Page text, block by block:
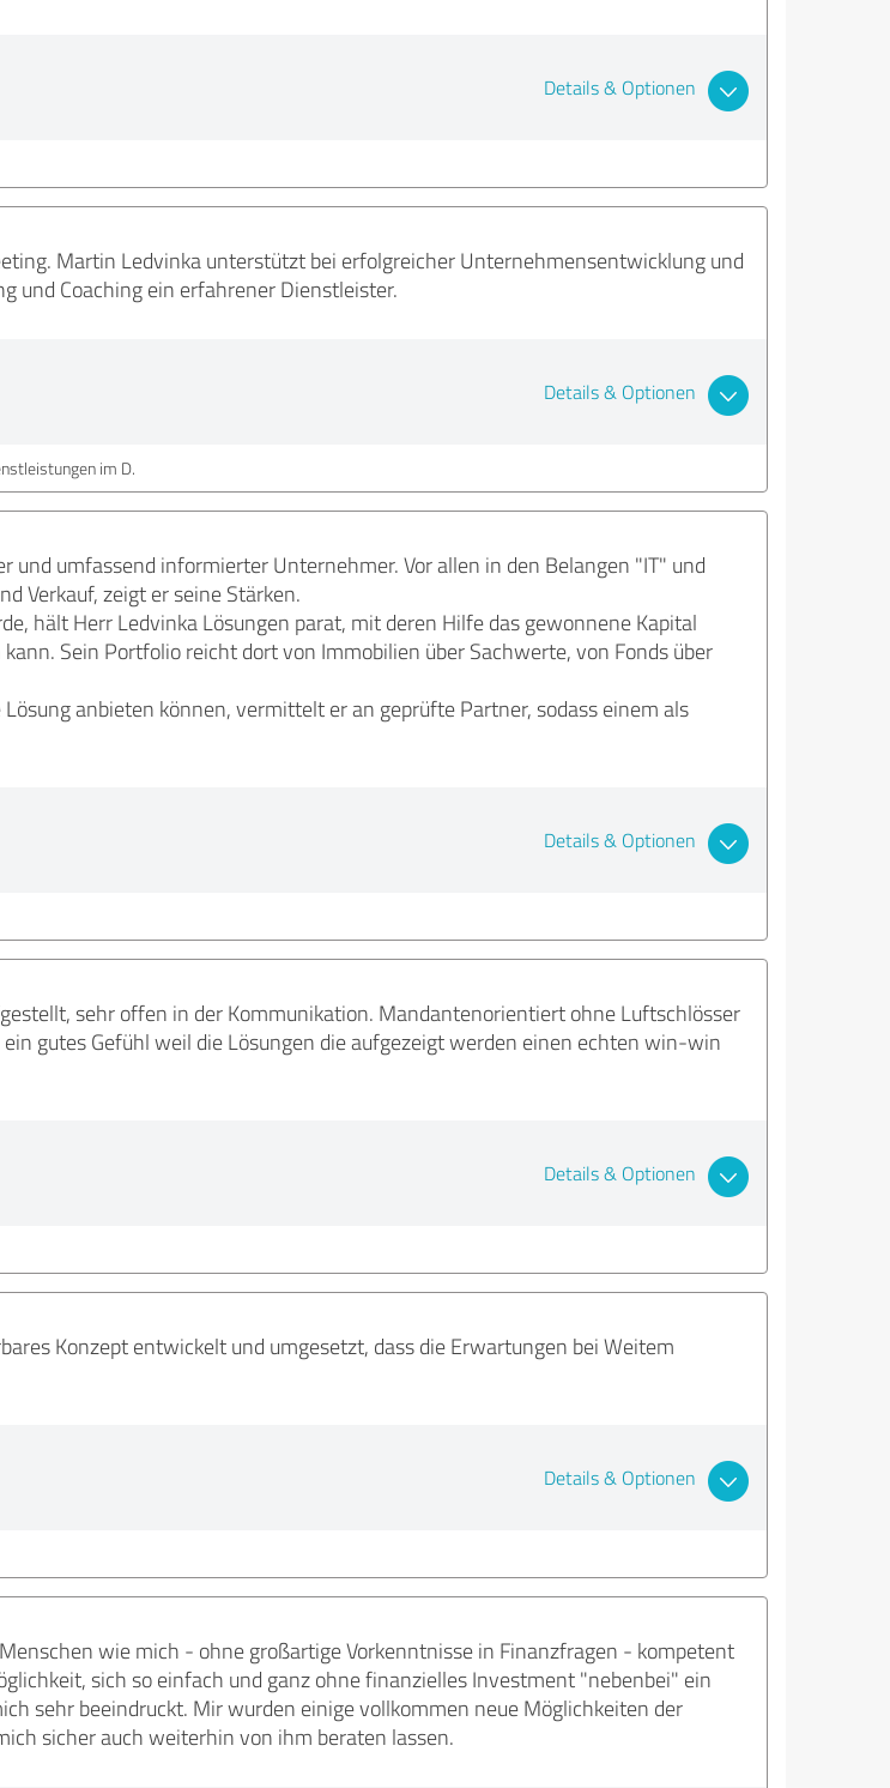
Details & Optionen
Martin Ledvinka unterstützt bei erfolgreicher Unternehmensentwicklung und
und Coaching ein erfahrener Dienstleister.
Details & Optionen
im D.
und umfassend informierter Unternehmer. Vor allen in den Belangen "IT" und
Verkauf, zeigt er seine Stärken.
hält Herr Ledvinka Lösungen parat, mit deren Hilfe das gewonnene Kapital
Sein Portfolio reicht dort von Immobilien über Sachwerte, von Fonds über
anbieten können, vermittelt er an geprüfte Partner, sodass einem als
Details & Optionen
sehr offen in der Kommunikation. Mandantenorientiert ohne Luftschlösser
gutes Gefühl weil die Lösungen die aufgezeigt werden einen echten win-win
Details & Optionen
Konzept entwickelt und umgesetzt, dass die Erwartungen bei Weitem
Details & Optionen
wie mich - ohne großartige Vorkenntnisse in Finanzfragen - kompetent
sich so einfach und ganz ohne finanzielles Investment "nebenbei" ein
sehr beeindruckt. Mir wurden einige vollkommen neue Möglichkeiten der
sicher auch weiterhin von ihm beraten lassen.